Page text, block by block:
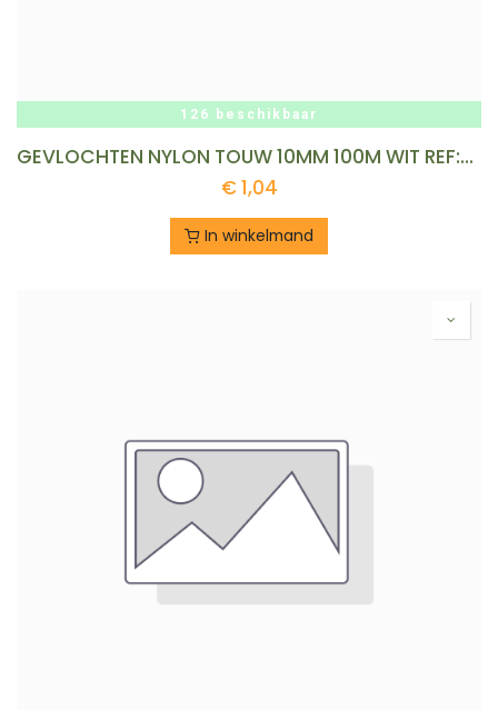
126 beschikbaar
GEVLOCHTEN NYLON TOUW 10MM 100M WIT REF:NT 10-100REK LEDENT
€1,04
In winkelmand